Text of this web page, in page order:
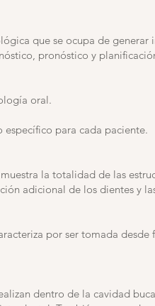
que se ocupa de
pronóstico y
oral.
para cada paciente.
la totalidad de las
adicional de los dientes y
por ser tomada
dentro de la cavidad